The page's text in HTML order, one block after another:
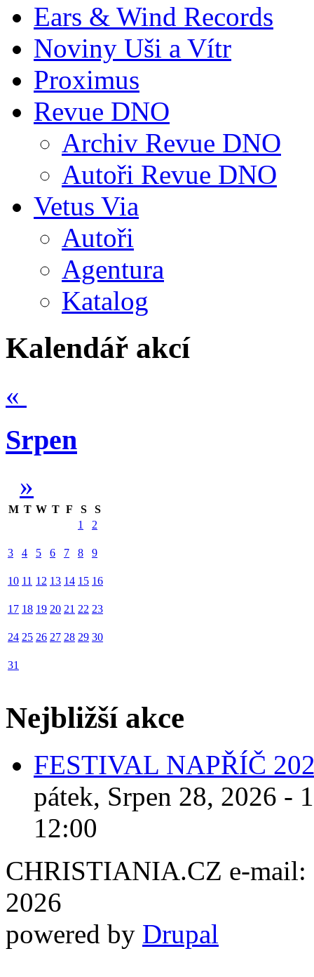
Ears & Wind Records
Noviny Uši a Vítr
Proximus
Revue DNO
Archiv Revue DNO
Autoři Revue DNO
Vetus Via
Autoři
Agentura
Katalog
Kalendář akcí
«
Srpen
»
M T W T F S
S
1
2
3 4 5 6 7 8 9
10 11 12 13 14 15 16
17 18 19 20 21 22 23
24 25 26 27 28 29 30
31
Nejbližší akce
FESTIVAL NAPŘÍČ
pátek, Srpen 28, 2026 -
12:00
CHRISTIANIA.CZ e-mail:
2026
powered by Drupal